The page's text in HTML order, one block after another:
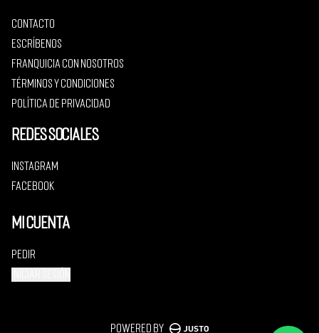
Contacto
Escríbenos
Franquicia con nosotros
Términos y condiciones
Política de privacidad
Redes sociales
Instagram
Facebook
Mi cuenta
Pedir
Powered by